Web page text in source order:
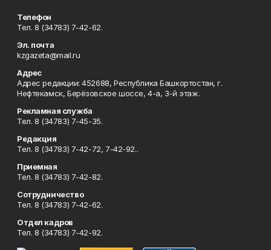
Телефон
Тел. 8 (34783) 7-42-62.
Эл. почта
kzgazeta@mail.ru
Адрес
Адрес редакции: 452688, Республика Башкортостан, г.
Нефтекамск, Берёзовское шоссе, 4-а, 3-й этаж.
Рекламная служба
Тел. 8 (34783) 7-45-35.
Редакция
Тел. 8 (34783) 7-42-72, 7-42-92..
Приемная
Тел. 8 (34783) 7-42-82.
Сотрудничество
Тел. 8 (34783) 7-42-62.
Отдел кадров
Тел. 8 (34783) 7-42-92.